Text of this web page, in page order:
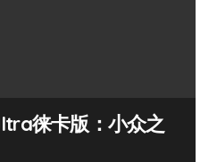
徕卡版：小众之